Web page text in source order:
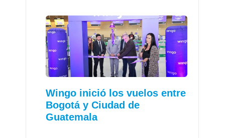
Wingo inició los vuelos entre
Bogotá y Ciudad de
Guatemala